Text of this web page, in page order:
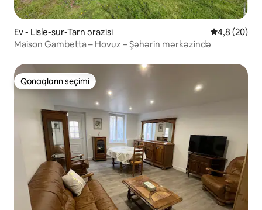
Ev - Lisle-sur-Tarn ərazisi Ortalama
4,8 (20)
Maison Gambetta – Hovuz – Şəhərin mərkəzində
Qonaqların seçimi
Qonaqların seçimi